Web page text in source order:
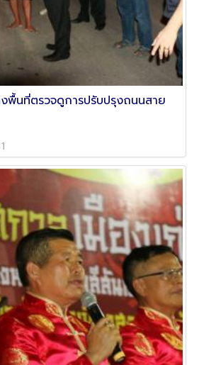
พื้นที่ตรวจดูการปรับปรุงถนนสาย